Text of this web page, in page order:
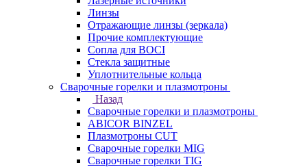
Линзы
Отражающие линзы (зеркала)
Прочие комплектующие
Сопла для BOCI
Стекла защитные
Уплотнительные кольца
Сварочные горелки и плазмотроны
Назад
Сварочные горелки и плазмотроны
ABICOR BINZEL
Плазмотроны CUT
Сварочные горелки MIG
Сварочные горелки TIG